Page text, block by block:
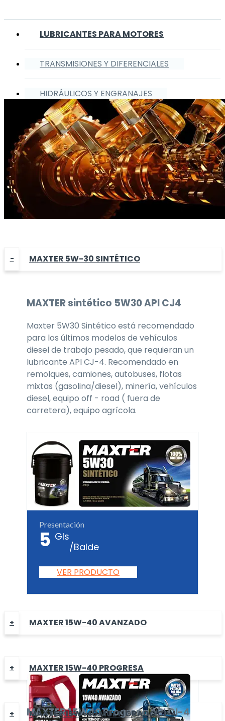
LUBRICANTES PARA MOTORES
TRANSMISIONES Y DIFERENCIALES
HIDRÁULICOS Y ENGRANAJES
MAXTER 5W-30 SINTÉTICO
MAXTERsintético 5W30API CJ4
Maxter 5W30 Sintético está recomendado
para los últimos modelos de vehículos
diesel de trabajo pesado, que requieran un
lubricante API CJ-4. Recomendado en
remolques, camiones, autobuses, flotas
mixtas (gasolina/diesel), minería, vehículos
diesel, equipo off - road ( fuera de
carretera), equipo agrícola.
Presentación
5 Gls
/Balde
VER PRODUCTO
MAXTER 15W-40 AVANZADO
MAXTER 15W-40 PROGRESA
MAXTER15W40 ProgresaAPI CI-4
MAXTER 15W-40 MULTÍGRADO CI-4